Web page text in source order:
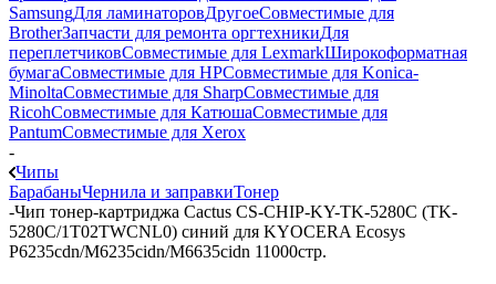
SamsungДля ламинаторовДругоеСовместимые для
BrotherЗапчасти для ремонта оргтехникиДля
переплетчиковСовместимые для LexmarkШирокоформатная
бумагаСовместимые для HPСовместимые для Konica-
MinoltaСовместимые для SharpСовместимые для
RicohСовместимые для КатюшаСовместимые для
PantumСовместимые для Xerox
-
Чипы
БарабаныЧернила и заправкиТонер
-Чип тонер-картриджа Cactus CS-CHIP-KY-TK-5280C (TK-
5280C/1T02TWCNL0) синий для KYOCERA Ecosys
P6235cdn/M6235cidn/M6635cidn 11000стр.